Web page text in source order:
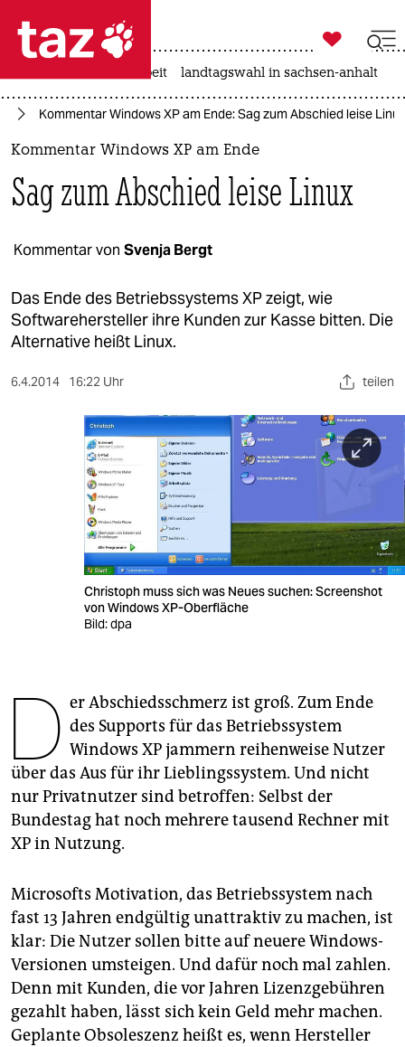
 taz zahl ich
taz zahl ich
politik
öko
gesellschaft
kultur
veranstaltungen
unterstützen
genossenschaft
epaper login

taz zahl ich
arbeit landtagswahl in sachsen-anhalt
Kommentar Windows XP am Ende: Sag zum Abschied leise Linux
Kommentar Windows XP am Ende
Sag zum Abschied leise Linux
Kommentar von Svenja Bergt
Das Ende des Betriebssystems XP zeigt, wie
Softwarehersteller ihre Kunden zur Kasse bitten. Die
Alternative heißt Linux.
6.4.2014 16:22 Uhr teilen
Christoph muss sich was Neues suchen: Screenshot
von Windows XP-Oberfläche
Bild: dpa
D er Abschiedsschmerz ist groß. Zum Ende
des Supports für das Betriebssystem
Windows XP jammern reihenweise Nutzer
über das Aus für ihr Lieblingssystem. Und nicht
nur Privatnutzer sind betroffen: Selbst der
Bundestag hat noch mehrere tausend Rechner mit
XP in Nutzung.
Microsofts Motivation, das Betriebssystem nach
fast 13 Jahren endgültig unattraktiv zu machen, ist
klar: Die Nutzer sollen bitte auf neuere Windows-
Versionen umsteigen. Und dafür noch mal zahlen.
Denn mit Kunden, die vor Jahren Lizenzgebühren
gezahlt haben, lässt sich kein Geld mehr machen.
Geplante Obsoleszenz heißt es, wenn Hersteller